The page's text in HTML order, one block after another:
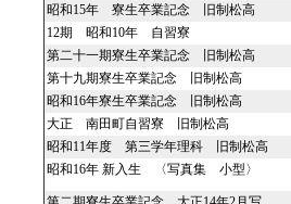
昭和15年 寮生卒業記念 旧制松高
12期 昭和10年 自習寮
第二十一期寮生卒業記念 旧制松高
第十九期寮生卒業記念 旧制松高
昭和16年寮生卒業記念 旧制松高
大正 南田町自習寮 旧制松高
昭和11年度 第三学年理科 旧制松高
昭和16年 新入生 〈写真集 小型〉